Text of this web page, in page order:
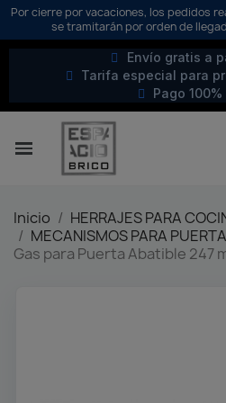
Por cierre por vacaciones, los pedidos
se tramitarán por orden de
Envío gratis a
Tarifa especial para
Pago
Inicio
HERRAJES PARA
MECANISMOS PARA
Gas para Puerta Abatible 247